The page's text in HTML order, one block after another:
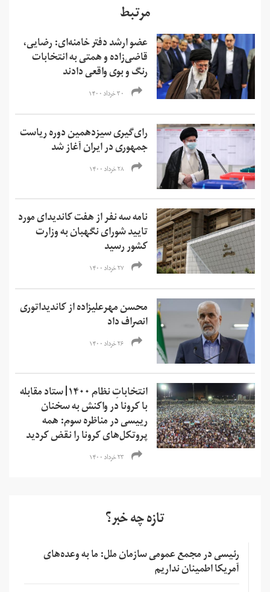
مرتبط
عضو ارشد دفتر خامنه‌ای: رضایی،
قاضی‌زاده و همتی به انتخابات
رنگ و بوی واقعی دادند
۳۰ خرداد ۱۴۰۰
رای‌گیری سیزدهمین دوره ریاست
جمهوری در ایران آغاز شد
۲۸ خرداد ۱۴۰۰
نامه سه نفر از هفت کاندیدای مورد
تایید شورای نگهبان به وزارت
کشور رسید
۲۷ خرداد ۱۴۰۰
محسن مهرعلیزاده از کاندیداتوری
انصراف داد
۲۶ خرداد ۱۴۰۰
انتخاباتِ نظام ۱۴۰۰| ستاد مقابله
با کرونا در واکنش به سخنان
رییسی در مناظره سوم: همه
پروتکل‌های کرونا را نقض کردید
۲۳ خرداد ۱۴۰۰
تازه چه خبر؟
رئیسی در مجمع عمومی سازمان ملل: ما به وعده‌های
آمریکا اطمینان نداریم